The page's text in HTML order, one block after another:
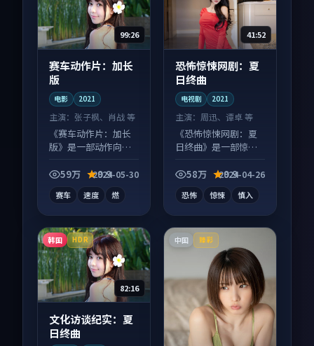
99:26
赛车动作片：加长
版
电影 2021
主演： 张子枫、肖战 等
《赛车动作片：加长
版》是一部动作向电
息量大，适合沉浸式
59万 9.9
2024-05-30
赛车 速度 燃
41:52
恐怖惊悚网剧：夏
日终曲
电视剧 2021
主演： 周迅、谭卓 等
《恐怖惊悚网剧：夏
日终曲》是一部惊悚
讨论度高，适合配弹
58万 9.9
2024-04-26
恐怖 惊悚 慎入
韩国 HDR
82:16
文化访谈纪实：夏
日终曲
中国 臻彩